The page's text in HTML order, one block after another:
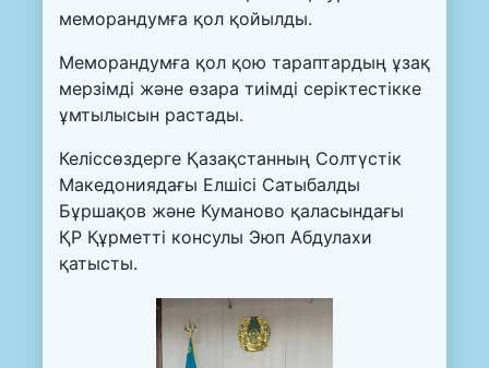
меморандумға қол қойылды.
Меморандумға қол қою тараптардың ұзақ
мерзімді және өзара тиімді серіктестікке
ұмтылысын растады.
Келіссөздерге Қазақстанның Солтүстік
Македониядағы Елшісі Сатыбалды
Бұршақов және Куманово қаласындағы
ҚР Құрметті консулы Эюп Абдулахи
қатысты.